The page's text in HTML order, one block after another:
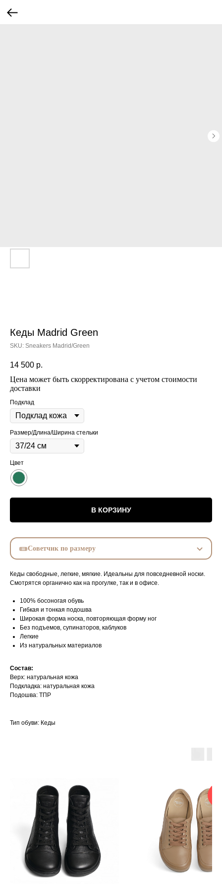
Кеды Madrid Green
SKU: Sneakers Madrid/Green
14 500 р.
Цена может быть скорректирована с учетом стоимости
доставки
Подклад
Размер/Длина/Ширина стельки
Цвет
В КОРЗИНУ
Советчик по размеру
Кеды свободные, легкие, мягкие. Идеальны для повседневной носки.
Смотрятся органично как на прогулке, так и в офисе.
100% босоногая обувь
Гибкая и тонкая подошва
Широкая форма носка, повторяющая форму ног
Без подъемов, супинаторов, каблуков
Легкие
Из натуральных материалов
Состав:
Верх: натуральная кожа
Подкладка: натуральная кожа
Подошва: ТПР
Тип обуви: Кеды